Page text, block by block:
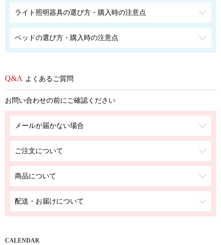
ライト照明器具の選び方・購入時の注意点
ベッドの選び方・購入時の注意点
よくあるご質問
お問い合わせの前にご確認ください
メールが届かない場合
ご注文について
商品について
配送・お届けについて